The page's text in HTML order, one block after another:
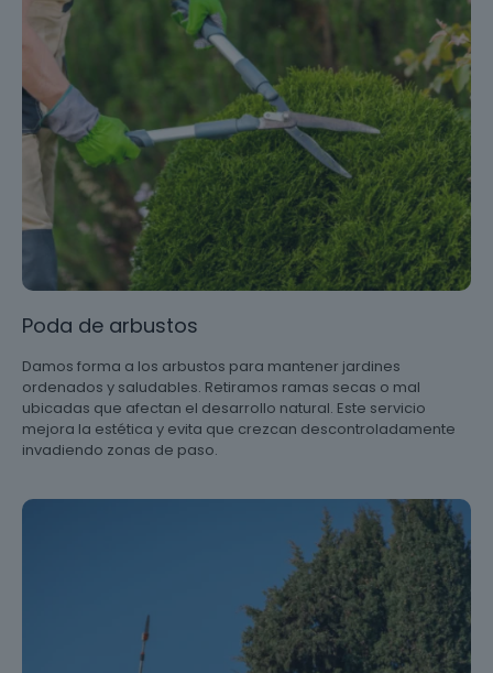
Poda de arbustos
Damos forma a los arbustos para mantener jardines
ordenados y saludables. Retiramos ramas secas o mal
ubicadas que afectan el desarrollo natural. Este servicio
mejora la estética y evita que crezcan descontroladamente
invadiendo zonas de paso.